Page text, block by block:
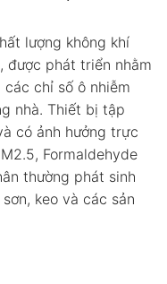
lượng không khí
được phát triển nhằm
chỉ số ô nhiễm
nhà. Thiết bị tập
có ảnh hưởng trực
Formaldehyde
thường phát sinh
keo và các sản